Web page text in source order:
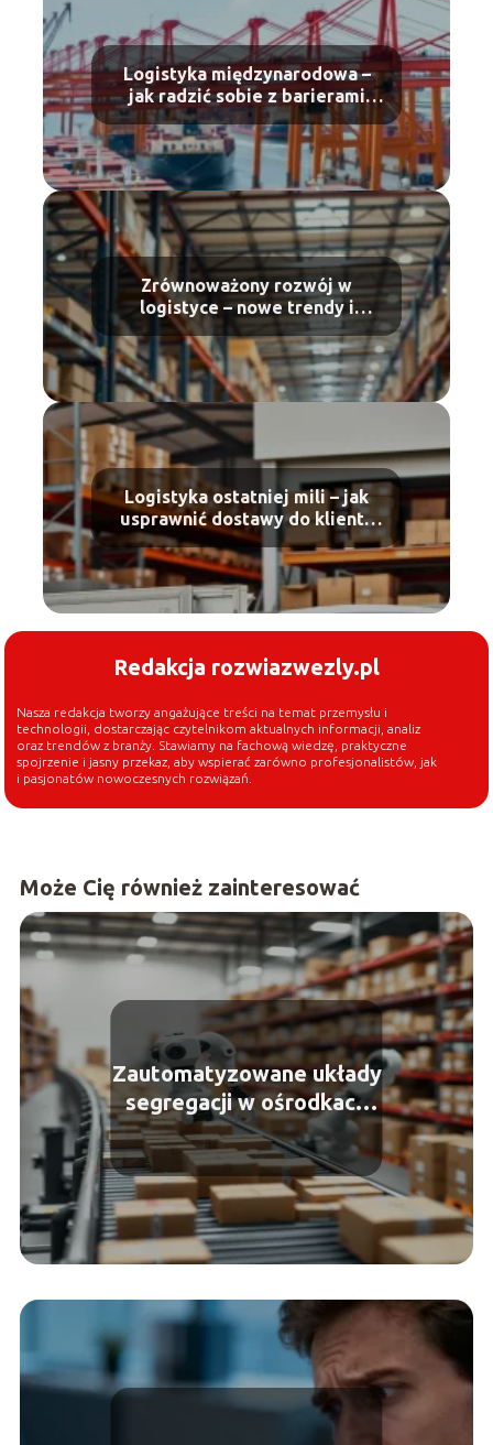
Logistyka międzynarodowa –
jak radzić sobie z barierami
celnymi?
Zrównoważony rozwój w
logistyce – nowe trendy i
regulacje
Logistyka ostatniej mili – jak
usprawnić dostawy do klienta
końcowego?
Redakcja rozwiazwezly.pl
Nasza redakcja tworzy angażujące treści na temat przemysłu i
technologii, dostarczając czytelnikom aktualnych informacji, analiz
oraz trendów z branży. Stawiamy na fachową wiedzę, praktyczne
spojrzenie i jasny przekaz, aby wspierać zarówno profesjonalistów, jak
i pasjonatów nowoczesnych rozwiązań.
Może Cię również zainteresować
Zautomatyzowane układy
segregacji w ośrodkach
dystrybucji